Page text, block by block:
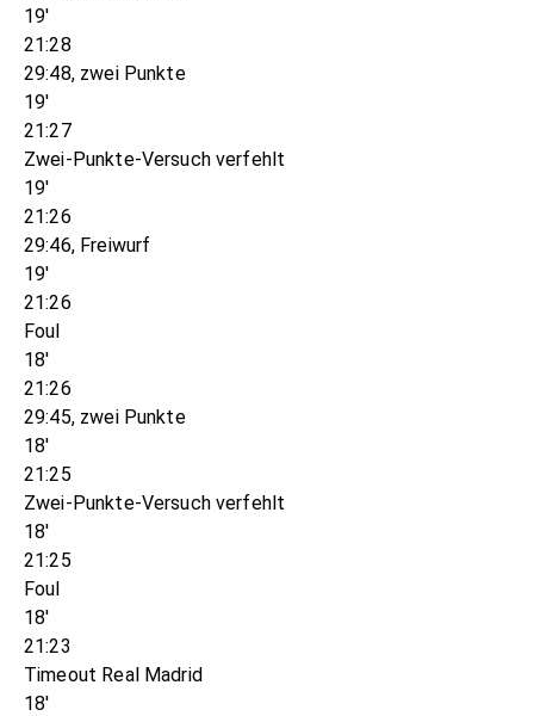
19'
21:28
29:48, zwei Punkte
19'
21:27
Zwei-Punkte-Versuch verfehlt
19'
21:26
29:46, Freiwurf
19'
21:26
Foul
18'
21:26
29:45, zwei Punkte
18'
21:25
Zwei-Punkte-Versuch verfehlt
18'
21:25
Foul
18'
21:23
Timeout Real Madrid
18'